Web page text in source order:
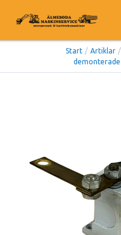
Start / Artiklar /
demonterade